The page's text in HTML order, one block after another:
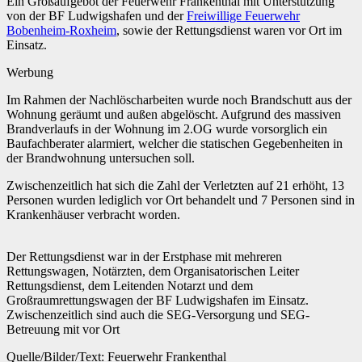
von der BF Ludwigshafen und derFreiwillige Feuerwehr
Bobenheim-Roxheim, sowie der Rettungsdienst waren vor Ort im
Einsatz.
Werbung
Im Rahmen der Nachlöscharbeiten wurde noch Brandschutt aus der
Wohnung geräumt und außen abgelöscht. Aufgrund des massiven
Brandverlaufs in der Wohnung im 2.OG wurde vorsorglich ein
Baufachberater alarmiert, welcher die statischen Gegebenheiten in
der Brandwohnung untersuchen soll.
Zwischenzeitlich hat sich die Zahl der Verletzten auf 21 erhöht, 13
Personen wurden lediglich vor Ort behandelt und 7 Personen sind in
Krankenhäuser verbracht worden.
Der Rettungsdienst war in der Erstphase mit mehreren
Rettungswagen, Notärzten, dem Organisatorischen Leiter
Rettungsdienst, dem Leitenden Notarzt und dem
Großraumrettungswagen der BF Ludwigshafen im Einsatz.
Zwischenzeitlich sind auch die SEG-Versorgung und SEG-
Betreuung mit vor Ort
Quelle/Bilder/Text: Feuerwehr Frankenthal